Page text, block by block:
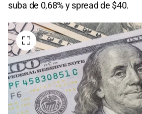
suba de 0,68% y spread de $40.